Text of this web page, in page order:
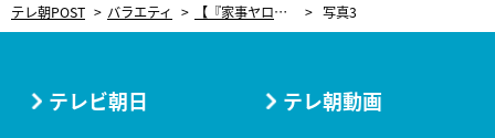
テレ朝POST バラエティ 【『家事ヤロウ!!!』レシピ】茹でない激うまパスタ、その名も「暗殺者のパスタ」 麺が旨みを直接吸収！ 写真3
テレビ朝日 テレ朝動画